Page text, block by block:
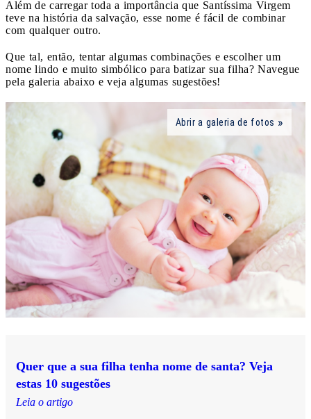
Além de carregar toda a importância que Santíssima Virgem
teve na história da salvação, esse nome é fácil de combinar
com qualquer outro.
Que tal, então, tentar algumas combinações e escolher um
nome lindo e muito simbólico para batizar sua filha? Navegue
pela galeria abaixo e veja algumas sugestões!
Abrir a galeria de fotos
Quer que a sua filha tenha nome de santa? Veja
estas 10 sugestões
Leia o artigo